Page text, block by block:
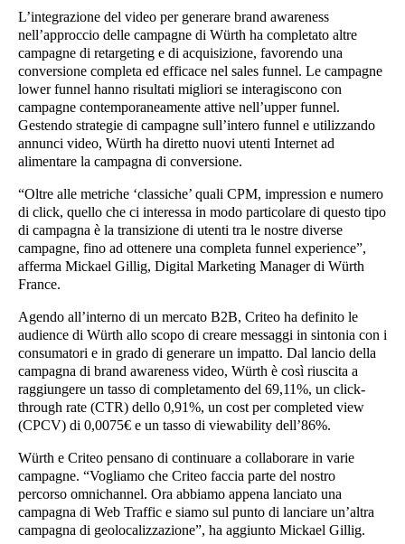
L’integrazione del video per generare brand awareness
nell’approccio delle campagne di Würth ha completato altre
campagne di retargeting e di acquisizione, favorendo una
conversione completa ed efficace nel sales funnel. Le campagne
lower funnel hanno risultati migliori se interagiscono con
campagne contemporaneamente attive nell’upper funnel.
Gestendo strategie di campagne sull’intero funnel e utilizzando
annunci video, Würth ha diretto nuovi utenti Internet ad
alimentare la campagna di conversione.
“Oltre alle metriche ‘classiche’ quali CPM, impression e numero
di click, quello che ci interessa in modo particolare di questo tipo
di campagna è la transizione di utenti tra le nostre diverse
campagne, fino ad ottenere una completa funnel experience”,
afferma Mickael Gillig, Digital Marketing Manager di Würth
France.
Agendo all’interno di un mercato B2B, Criteo ha definito le
audience di Würth allo scopo di creare messaggi in sintonia con i
consumatori e in grado di generare un impatto. Dal lancio della
campagna di brand awareness video, Würth è così riuscita a
raggiungere un tasso di completamento del 69,11%, un click-
through rate (CTR) dello 0,91%, un cost per completed view
(CPCV) di 0,0075€ e un tasso di viewability dell’86%.
Würth e Criteo pensano di continuare a collaborare in varie
campagne. “Vogliamo che Criteo faccia parte del nostro
percorso omnichannel. Ora abbiamo appena lanciato una
campagna di Web Traffic e siamo sul punto di lanciare un’altra
campagna di geolocalizzazione”, ha aggiunto Mickael Gillig.